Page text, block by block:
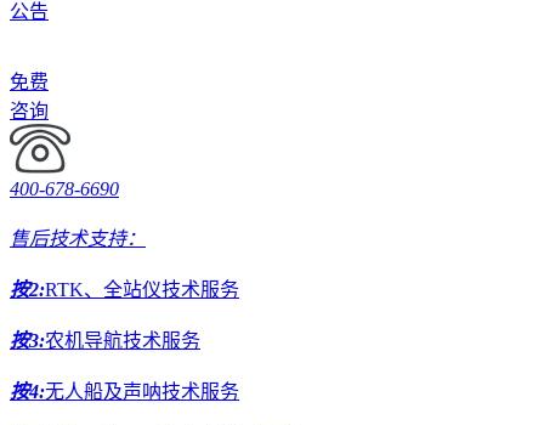
公告
免费
咨询
400-678-6690
售后技术支持：
按2:RTK、全站仪技术服务
按3:农机导航技术服务
按4:无人船及声呐技术服务